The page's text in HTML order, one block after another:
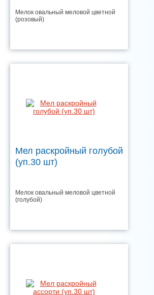
Мелок овальный меловой цветной
(розовый)
Мел раскройный голубой
(уп.30 шт)
Мелок овальный меловой цветной
(голубой)